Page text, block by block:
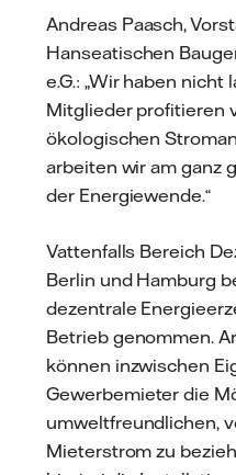
Andreas Paasch,
Hanseatischen
e.G.: „Wir haben
Mitglieder profitieren
ökologischen
arbeiten wir am ganz
der Energiewende.“
Vattenfalls Bereich
Berlin und Hamburg
dezentrale
Betrieb genommen.
können inzwischen
Gewerbemieter die
umweltfreundlichen,
Mieterstrom zu